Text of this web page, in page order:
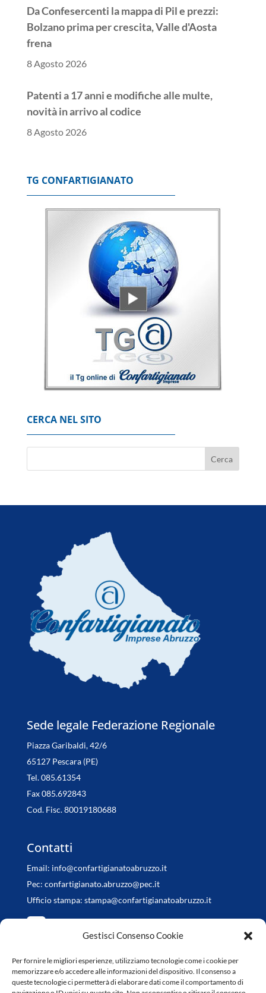
Gestisci Consenso Cookie
Per fornire le migliori esperienze, utilizziamo tecnologie come i cookie per
memorizzare e/o accedere alle informazioni del dispositivo. Il consenso a
queste tecnologie ci permetterà di elaborare dati come il comportamento di
Da Confesercenti la mappa di Pil e prezzi:
Bolzano prima per crescita, Valle d'Aosta
frena
8 Agosto 2026
Patenti a 17 anni e modifiche alle multe,
novità in arrivo al codice
8 Agosto 2026
TG CONFARTIGIANATO
CERCA NEL SITO
Sede legale Federazione Regionale
Piazza Garibaldi, 42/6
65127 Pescara (PE)
Tel. 085.61354
Fax 085.692843
Cod. Fisc. 80019180688
Contatti
Email: info@confartigianatoabruzzo.it
Pec: confartigianato.abruzzo@pec.it
Ufficio stampa: stampa@confartigianatoabruzzo.it
Orari di apertura
da Lunedì a Venerdì